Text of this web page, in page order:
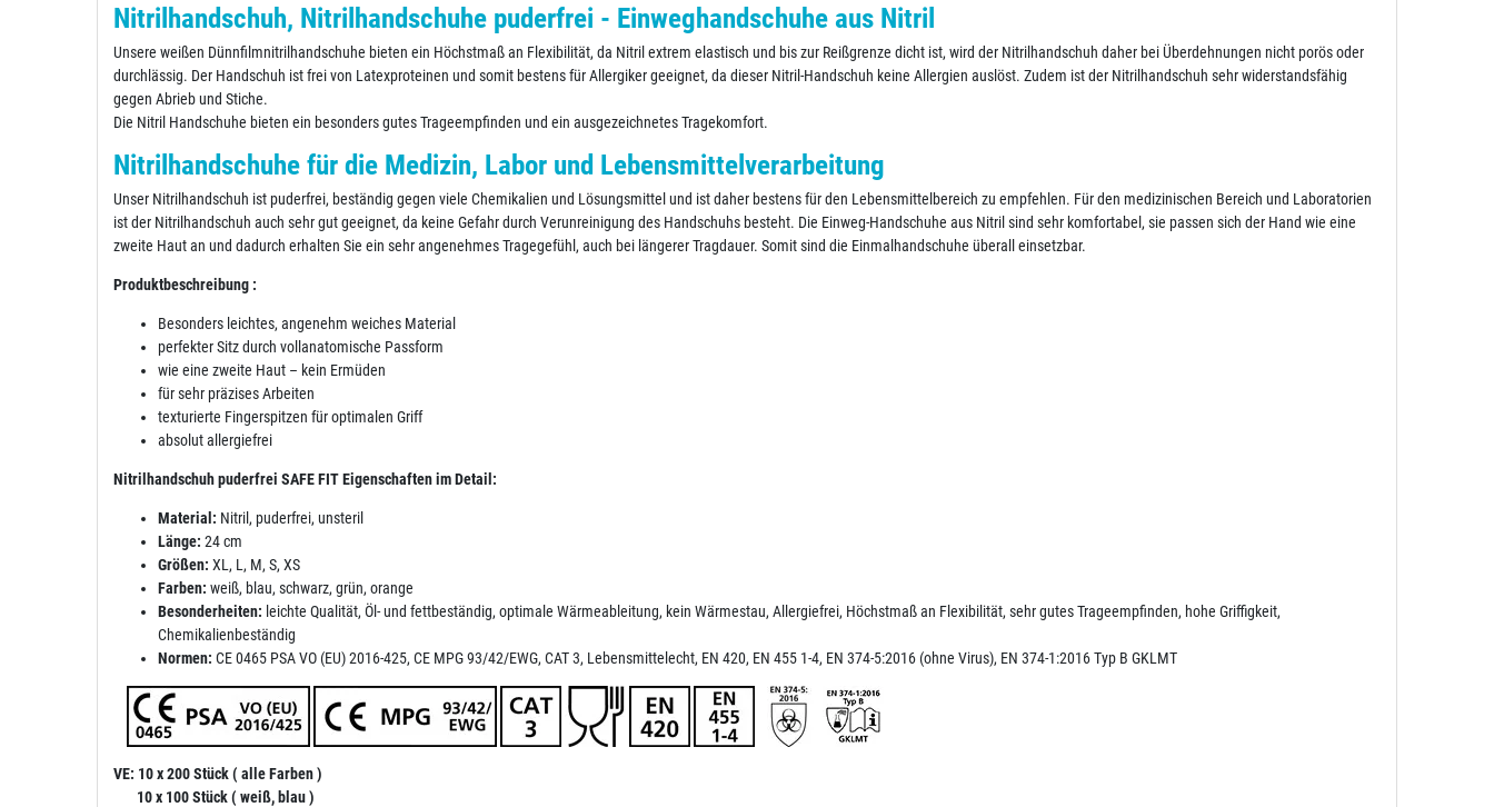
Nitrilhandschuh, Nitrilhandschuhe puderfrei - Einweghandschuhe aus Nitril
Unsere weißen Dünnfilmnitrilhandschuhe bieten ein Höchstmaß an Flexibilität, da Nitril extrem elastisch und bis zur Reißgrenze dicht ist, wird der Nitrilhandschuh daher bei Überdehnungen nicht porös oder
durchlässig. Der Handschuh ist frei von Latexproteinen und somit bestens für Allergiker geeignet, da dieser Nitril-Handschuh keine Allergien auslöst. Zudem ist der Nitrilhandschuh sehr widerstandsfähig
gegen Abrieb und Stiche.
Die Nitril Handschuhe bieten ein besonders gutes Trageempfinden und ein ausgezeichnetes Tragekomfort.
Nitrilhandschuhe für die Medizin, Labor und Lebensmittelverarbeitung
Unser Nitrilhandschuh ist puderfrei, beständig gegen viele Chemikalien und Lösungsmittel und ist daher bestens für den Lebensmittelbereich zu empfehlen. Für den medizinischen Bereich und Laboratorien
ist der Nitrilhandschuh auch sehr gut geeignet, da keine Gefahr durch Verunreinigung des Handschuhs besteht. Die Einweg-Handschuhe aus Nitril sind sehr komfortabel, sie passen sich der Hand wie eine
zweite Haut an und dadurch erhalten Sie ein sehr angenehmes Tragegefühl, auch bei längerer Tragdauer. Somit sind die Einmalhandschuhe überall einsetzbar.
Produktbeschreibung :
Besonders leichtes, angenehm weiches Material
perfekter Sitz durch vollanatomische Passform
wie eine zweite Haut – kein Ermüden
für sehr präzises Arbeiten
texturierte Fingerspitzen für optimalen Griff
absolut allergiefrei
Nitrilhandschuh puderfrei SAFE FIT Eigenschaften im Detail:
Material: Nitril, puderfrei, unsteril
Länge: 24 cm
Größen: XL, L, M, S, XS
Farben: weiß, blau, schwarz, grün, orange
Besonderheiten: leichte Qualität, Öl- und fettbeständig, optimale Wärmeableitung, kein Wärmestau, Allergiefrei, Höchstmaß an Flexibilität, sehr gutes Trageempfinden, hohe Griffigkeit,
Chemikalienbeständig
Normen: CE 0465 PSA VO (EU) 2016-425, CE MPG 93/42/EWG, CAT 3, Lebensmittelecht, EN 420, EN 455 1-4, EN 374-5:2016 (ohne Virus), EN 374-1:2016 Typ B GKLMT
VE: 10 x 200 Stück ( alle Farben )
10 x 100 Stück ( weiß, blau )